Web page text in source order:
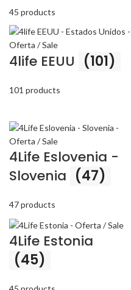
45 products
4life EEUU (101)
101 products
4Life Eslovenia -
Slovenia (47)
47 products
4Life Estonia
(45)